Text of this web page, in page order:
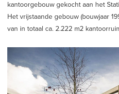
kantoorgebouw gekocht aan het
Het vrijstaande gebouw (bouwjaar
van in totaal ca. 2.222 m2